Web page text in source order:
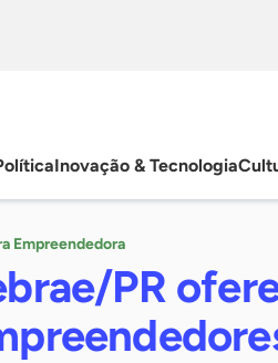
Inovação & Tecnologia
Empreendedora
PR